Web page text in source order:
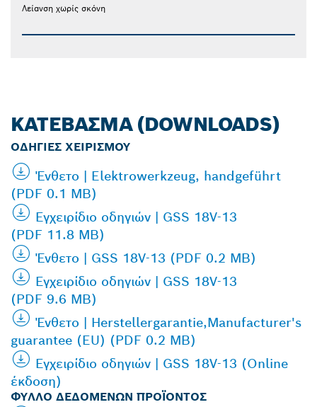
Λείανση χωρίς σκόνη
ΚΑΤΈΒΑΣΜΑ (DOWNLOADS)
ΟΔΗΓΊΕΣ ΧΕΙΡΙΣΜΟΎ
Ένθετο | Elektrowerkzeug, handgeführt
(PDF 0.1 MB)
Εγχειρίδιο οδηγιών | GSS 18V-13
(PDF 11.8 MB)
Ένθετο | GSS 18V-13 (PDF 0.2 MB)
Εγχειρίδιο οδηγιών | GSS 18V-13
(PDF 9.6 MB)
Ένθετο | Herstellergarantie,Manufacturer's
guarantee (EU) (PDF 0.2 MB)
Εγχειρίδιο οδηγιών | GSS 18V-13 (Online
έκδοση)
ΦΎΛΛΟ ΔΕΔΟΜΈΝΩΝ ΠΡΟΪΌΝΤΟΣ